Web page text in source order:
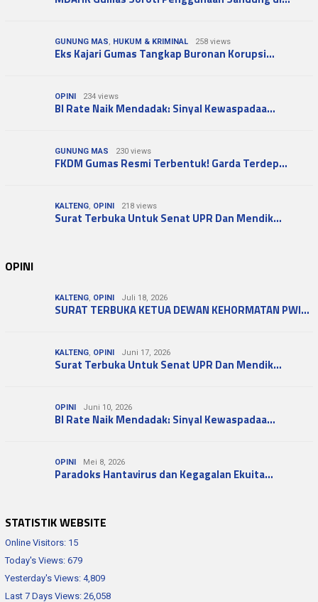
GUNUNG MAS, HUKUM & KRIMINAL 258 views
Eks Kajari Gumas Tangkap Buronan Korupsi…
OPINI 234 views
BI Rate Naik Mendadak: Sinyal Kewaspadaa…
GUNUNG MAS 230 views
FKDM Gumas Resmi Terbentuk! Garda Terdep…
KALTENG, OPINI 218 views
Surat Terbuka Untuk Senat UPR Dan Mendik…
OPINI
KALTENG, OPINI Juli 18, 2026
SURAT TERBUKA KETUA DEWAN KEHORMATAN PWI…
KALTENG, OPINI Juni 17, 2026
Surat Terbuka Untuk Senat UPR Dan Mendik…
OPINI Juni 10, 2026
BI Rate Naik Mendadak: Sinyal Kewaspadaa…
OPINI Mei 8, 2026
Paradoks Hantavirus dan Kegagalan Ekuita…
STATISTIK WEBSITE
Online Visitors: 15
Today's Views: 679
Yesterday's Views: 4,809
Last 7 Days Views: 26,058